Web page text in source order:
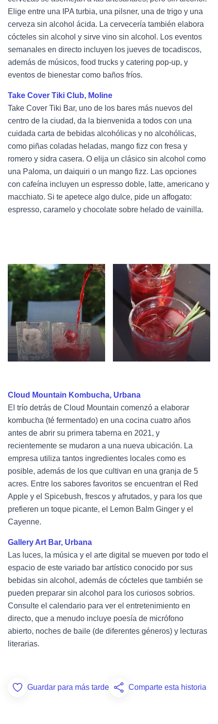
Elige entre una IPA turbia, una pilsner, una de trigo y una
cerveza sin alcohol ácida. La cervecería también elabora
cócteles sin alcohol y sirve vino sin alcohol. Los eventos
semanales en directo incluyen los jueves de tocadiscos,
además de músicos, food trucks y catering pop-up, y
eventos de bienestar como baños fríos.
Take Cover Tiki Club, Moline
Take Cover Tiki Bar, uno de los bares más nuevos del
centro de la ciudad, da la bienvenida a todos con una
cuidada carta de bebidas alcohólicas y no alcohólicas,
como piñas coladas heladas, mango fizz con fresa y
romero y sidra casera. O elija un clásico sin alcohol como
una Paloma, un daiquiri o un mango fizz. Las opciones
con cafeína incluyen un espresso doble, latte, americano y
macchiato. Si te apetece algo dulce, pide un affogato:
espresso, caramelo y chocolate sobre helado de vainilla.
Cloud Mountain Kombucha, Urbana
El trío detrás de Cloud Mountain comenzó a elaborar
kombucha (té fermentado) en una cocina cuatro años
antes de abrir su primera taberna en 2021, y
recientemente se mudaron a una nueva ubicación. La
empresa utiliza tantos ingredientes locales como es
posible, además de los que cultivan en una granja de 5
acres. Entre los sabores favoritos se encuentran el Red
Apple y el Spicebush, frescos y afrutados, y para los que
prefieren un toque picante, el Lemon Balm Ginger y el
Cayenne.
Gallery Art Bar, Urbana
Las luces, la música y el arte digital se mueven por todo el
espacio de este variado bar artístico conocido por sus
bebidas sin alcohol, además de cócteles que también se
pueden preparar sin alcohol para los curiosos sobrios.
Consulte el calendario para ver el entretenimiento en
directo, que a menudo incluye poesía de micrófono
abierto, noches de baile (de diferentes géneros) y lecturas
literarias.
Add to Favorites
Guardar para más tarde Comparte esta historia